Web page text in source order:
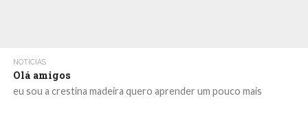
NOTICIAS
Olá amigos
eu sou a crestina madeira quero aprender um pouco mais